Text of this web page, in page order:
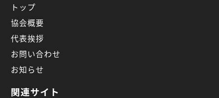
トップ
協会概要
代表挨拶
お問い合わせ
お知らせ
関連サイト